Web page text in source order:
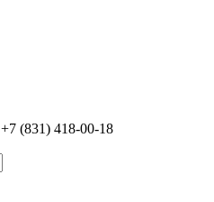
+7 (831) 418-00-18